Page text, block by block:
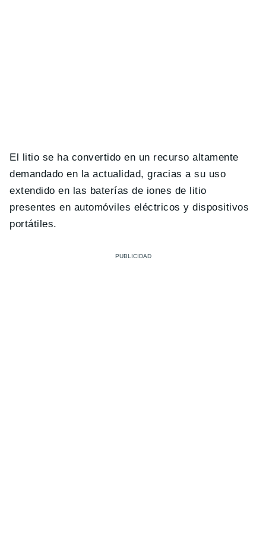
El litio se ha convertido en un recurso altamente
demandado en la actualidad, gracias a su uso
extendido en las baterías de iones de litio
presentes en automóviles eléctricos y dispositivos
portátiles.